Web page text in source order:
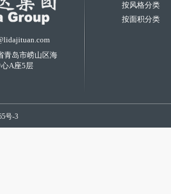
青岛市崂山区海
A座5层
按风格分类
按面积分类
号-3